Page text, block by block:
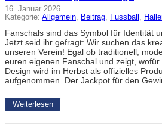
16. Januar 2026
Kategorie: Allgemein, Beitrag, Fussball ,
Fanschals sind das Symbol für Identität
Jetzt seid ihr gefragt: Wir suchen das
unseren Verein! Egal ob traditionell,
euren eigenen Fanschal und zeigt,
Design wird im Herbst als offizielles
aufgenommen. Der Jackpot für den
Weiterlesen